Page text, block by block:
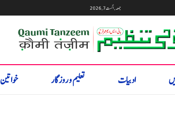
جمعہ, اگست 7, 2026
ادبیات تعلیم و روزگار خواتین